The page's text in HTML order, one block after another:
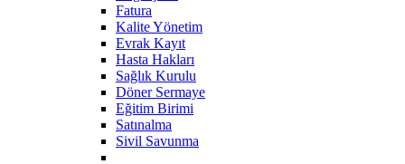
Fatura
Kalite Yönetim
Evrak Kayıt
Hasta Hakları
Sağlık Kurulu
Döner Sermaye
Eğitim Birimi
Satınalma
Sivil Savunma